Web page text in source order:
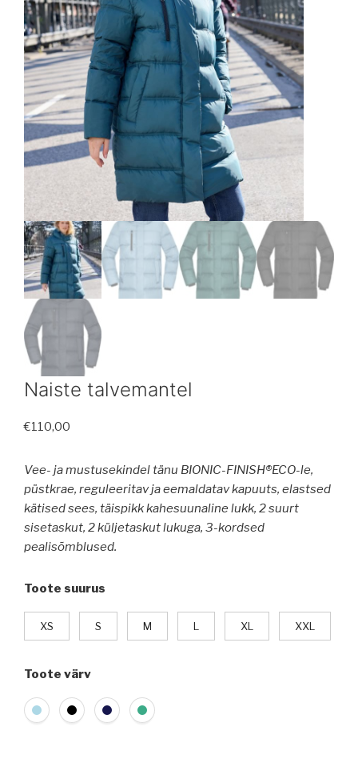
Naiste talvemantel
€110,00
Vee- ja mustusekindel tänu BIONIC-FINISH®ECO-le,
püstkrae, reguleeritav ja eemaldatav kapuuts, elastsed
kätised sees, täispikk kahesuunaline lukk, 2 suurt
sisetaskut, 2 küljetaskut lukuga, 3-kordsed
pealisõmblused.
Toote suurus
XS S M L XL XXL
Toote värv